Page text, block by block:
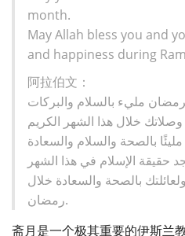
month.
May Allah bless you and
and happiness during
阿拉伯文：
بالصحة والسعادة خلال
رمضان.
斋月是一个极其重要的伊斯兰